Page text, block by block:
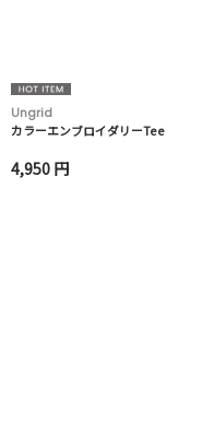
Ungrid
カラーエンブロイダリーTee
4,950 円